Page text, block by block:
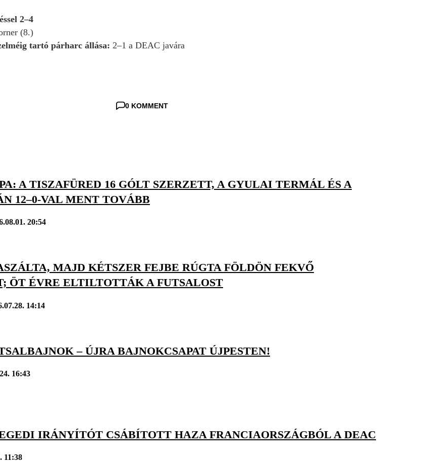
2–4
(8.)
tartó párharc állása: 2–1 a DEAC javára
0 KOMMENT
A TISZAFÜRED 16 GÓLT SZERZETT, A GYULAI TERMÁL ÉS A
12–0-VAL MENT TOVÁBB
20:54
MAJD KÉTSZER FEJBE RÚGTA FÖLDÖN FEKVŐ
ÖT ÉVRE ELTILTOTTÁK A FUTSALOST
14:14
– ÚJRA BAJNOKCSAPAT ÚJPESTEN!
16:43
IRÁNYÍTÓT CSÁBÍTOTT HAZA FRANCIAORSZÁGBÓL A DEAC
11:38